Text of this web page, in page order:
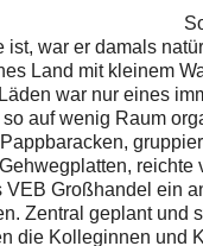
ist, war er damals
Land mit kleinem
war nur eines
auf wenig Raum
reichte
VEB Großhandel ein
Zentral geplant und
die Kolleginnen und